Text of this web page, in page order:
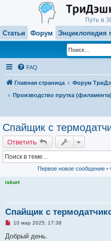
Статьи Форум Энциклопедия
FAQ
Главная страница Форум
Производство прутка
Спайщик с
Ответить
Первое новое сообщение•
iskurt
Спайщик с
Н
п
10 мар 2025, 17:38
Добрый день.